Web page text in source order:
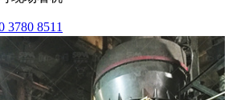
3780 8511